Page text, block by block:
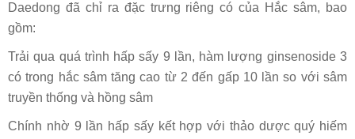
Daedong đã chỉ ra đặc trưng riêng có của Hắc sâm, bao
gồm:
Trải qua quá trình hấp sấy 9 lần, hàm lượng ginsenoside 3
có trong hắc sâm tăng cao từ 2 đến gấp 10 lần so với sâm
truyền thống và hồng sâm
Chính nhờ 9 lần hấp sấy kết hợp với thảo dược quý hiếm